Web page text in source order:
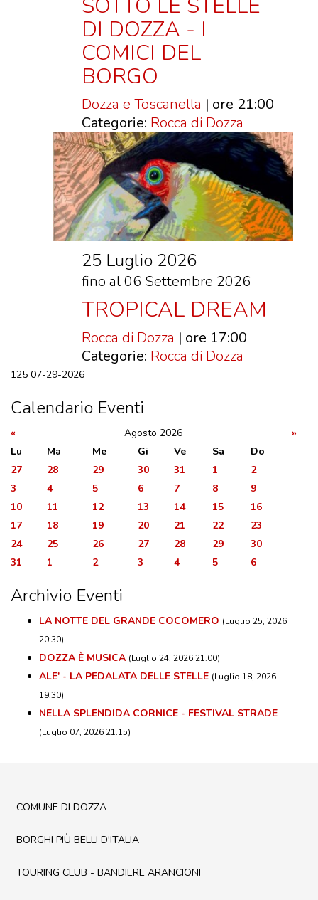
DI DOZZA - I
COMICI DEL
BORGO
Dozza e Toscanella | ore 21:00
Categorie: Rocca di Dozza
25 Luglio 2026
fino al 06 Settembre 2026
TROPICAL DREAM
Rocca di Dozza | ore 17:00
Categorie: Rocca di Dozza
125 07-29-2026
Calendario Eventi
« Agosto 2026
»
Lu
Ma Me Gi Ve Sa
Do
27
28 29 30 31 1
2
3
4 5 6 7 8
9
10
11 12 13 14 15
16
17
18 19 20 21 22
23
24
25 26 27 28 29
30
31
1 2 3 4 5 6
Archivio Eventi
LA NOTTE DEL GRANDE COCOMERO (Luglio 25, 2026
20:30)
DOZZA È MUSICA (Luglio 24, 2026 21:00)
ALE' - LA PEDALATA DELLE STELLE (Luglio 18, 2026
19:30)
NELLA SPLENDIDA CORNICE - FESTIVAL STRADE
(Luglio 07, 2026 21:15)
COMUNE DI DOZZA
BORGHI PIÙ BELLI D'ITALIA
TOURING CLUB - BANDIERE ARANCIONI